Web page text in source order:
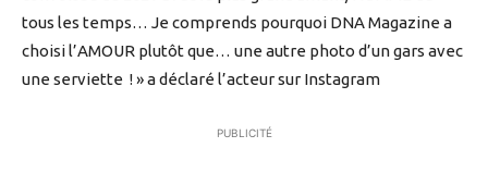
tous les temps… Je comprends pourquoi DNA Magazine a
choisi l’AMOUR plutôt que… une autre photo d’un gars avec
une serviette ! » a déclaré l’acteur sur Instagram
PUBLICITÉ